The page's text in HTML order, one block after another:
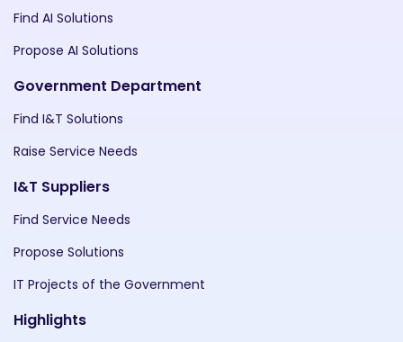
Find AI Solutions
Propose AI Solutions
Government Department
Find I&T Solutions
Raise Service Needs
I&T Suppliers
Find Service Needs
Propose Solutions
IT Projects of the Government
Highlights